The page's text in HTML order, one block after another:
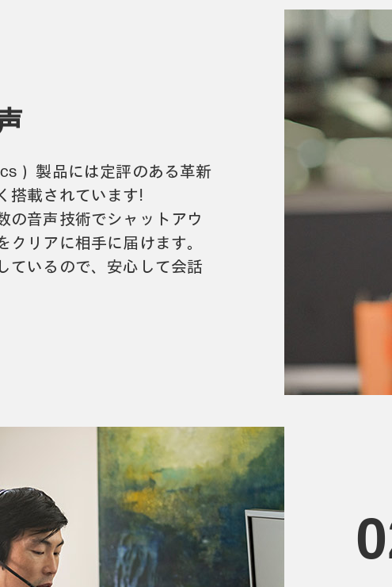
） 製品には定評のある革新
搭載されています!
の音声技術でシャットアウ
クリアに相手に届けます。
ているので、安心して会話